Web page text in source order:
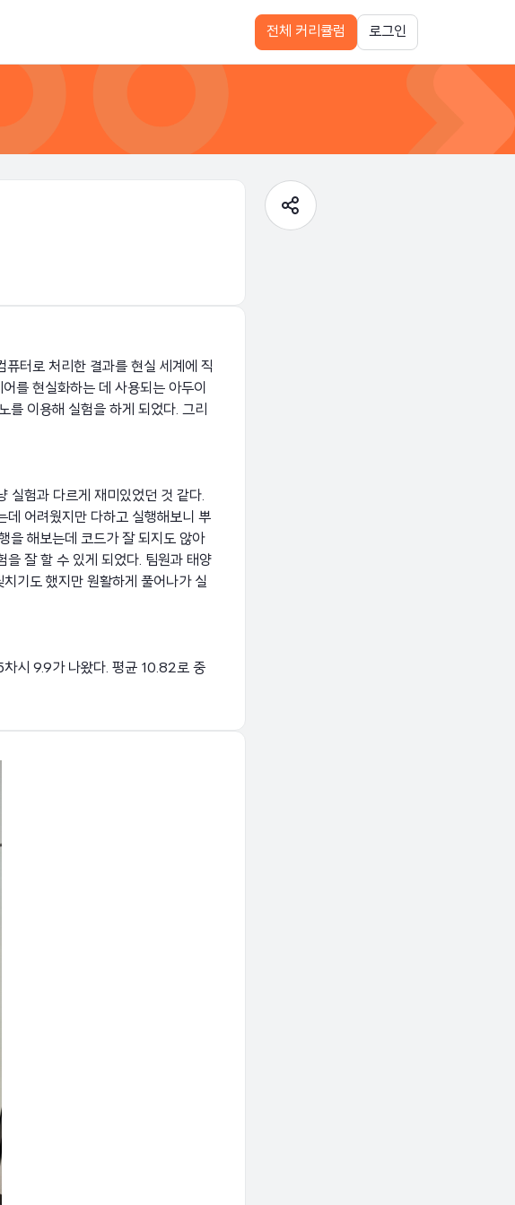
전체 커리큘럼 로그인
터로 처리한 결과를 현실 세계에 직
를 현실화하는 데 사용되는 아두이
를 이용해 실험을 하게 되었다. 그리
실험과 다르게 재미있었던 것 같다.
데 어려웠지만 다하고 실행해보니 뿌
을 해보는데 코드가 잘 되지도 않아
을 잘 할 수 있게 되었다. 팀원과 태양
기도 했지만 원활하게 풀어나가 실
시 9.9가 나왔다. 평균 10.82로 중